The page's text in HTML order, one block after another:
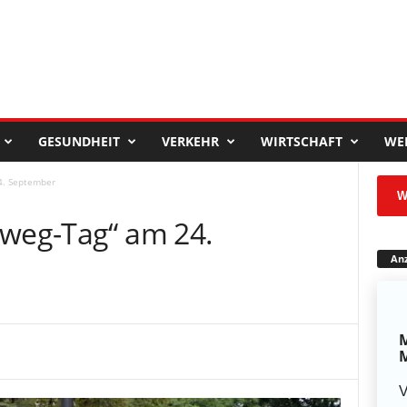
GESUNDHEIT VERKEHR WIRTSCHAFT
September
Tag“ am 24.